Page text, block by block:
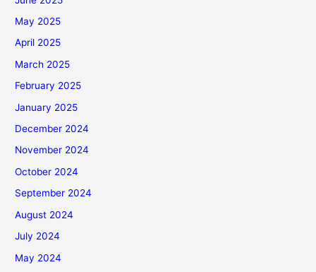
May 2025
April 2025
March 2025
February 2025
January 2025
December 2024
November 2024
October 2024
September 2024
August 2024
July 2024
May 2024